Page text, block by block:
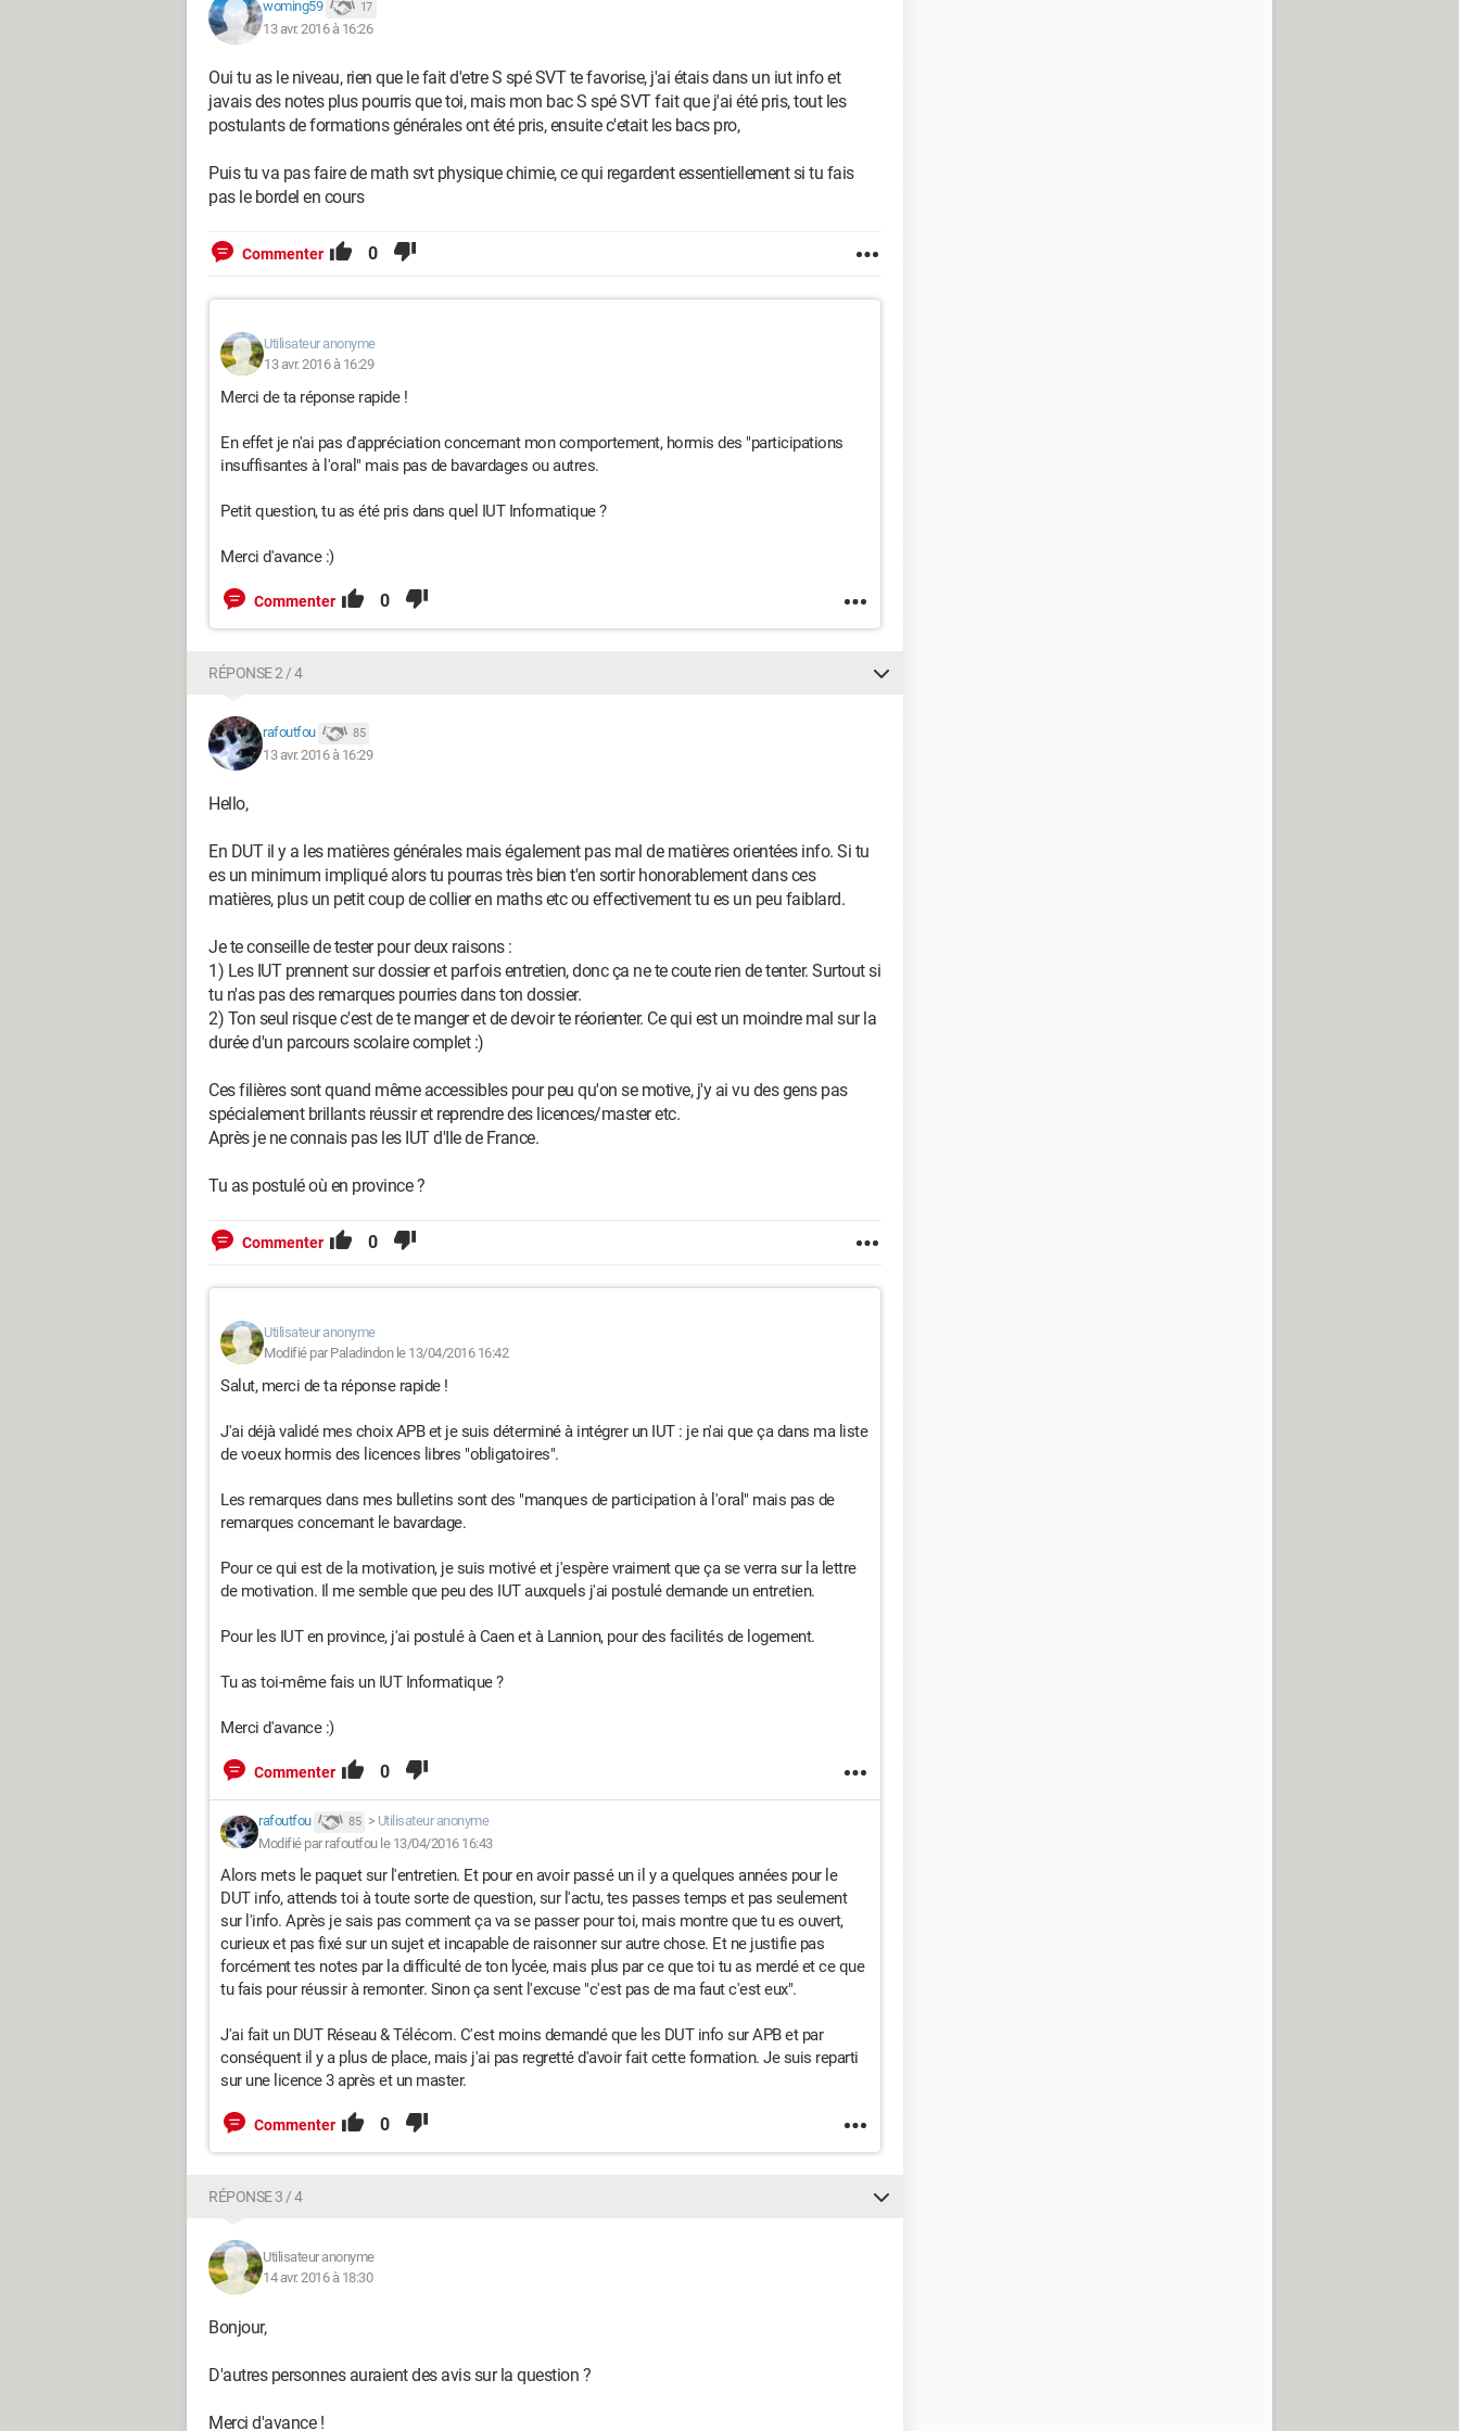
woming59 17
13 avr. 2016 à 16:26
Oui tu as le niveau, rien que le fait d'etre S spé SVT te favorise, j'ai étais dans un iut info et
javais des notes plus pourris que toi, mais mon bac S spé SVT fait que j'ai été pris, tout les
postulants de formations générales ont été pris, ensuite c'etait les bacs pro,
Puis tu va pas faire de math svt physique chimie, ce qui regardent essentiellement si tu fais
pas le bordel en cours
Commenter 0
Utilisateur anonyme
13 avr. 2016 à 16:29
Merci de ta réponse rapide !
En effet je n'ai pas d'appréciation concernant mon comportement, hormis des "participations
insuffisantes à l'oral" mais pas de bavardages ou autres.
Petit question, tu as été pris dans quel IUT Informatique ?
Merci d'avance :)
Commenter 0
RÉPONSE 2 / 4
rafoutfou 85
13 avr. 2016 à 16:29
Hello,
En DUT il y a les matières générales mais également pas mal de matières orientées info. Si tu
es un minimum impliqué alors tu pourras très bien t'en sortir honorablement dans ces
matières, plus un petit coup de collier en maths etc ou effectivement tu es un peu faiblard.
Je te conseille de tester pour deux raisons :
1) Les IUT prennent sur dossier et parfois entretien, donc ça ne te coute rien de tenter. Surtout si
tu n'as pas des remarques pourries dans ton dossier.
2) Ton seul risque c'est de te manger et de devoir te réorienter. Ce qui est un moindre mal sur la
durée d'un parcours scolaire complet :)
Ces filières sont quand même accessibles pour peu qu'on se motive, j'y ai vu des gens pas
spécialement brillants réussir et reprendre des licences/master etc.
Après je ne connais pas les IUT d'Ile de France.
Tu as postulé où en province ?
Commenter 0
Utilisateur anonyme
Modifié par Paladindon le 13/04/2016 16:42
Salut, merci de ta réponse rapide !
J'ai déjà validé mes choix APB et je suis déterminé à intégrer un IUT : je n'ai que ça dans ma liste
de voeux hormis des licences libres "obligatoires".
Les remarques dans mes bulletins sont des "manques de participation à l'oral" mais pas de
remarques concernant le bavardage.
Pour ce qui est de la motivation, je suis motivé et j'espère vraiment que ça se verra sur la lettre
de motivation. Il me semble que peu des IUT auxquels j'ai postulé demande un entretien.
Pour les IUT en province, j'ai postulé à Caen et à Lannion, pour des facilités de logement.
Tu as toi-même fais un IUT Informatique ?
Merci d'avance :)
Commenter 0
rafoutfou 85 > Utilisateur anonyme
Modifié par rafoutfou le 13/04/2016 16:43
Alors mets le paquet sur l'entretien. Et pour en avoir passé un il y a quelques années pour le
DUT info, attends toi à toute sorte de question, sur l'actu, tes passes temps et pas seulement
sur l'info. Après je sais pas comment ça va se passer pour toi, mais montre que tu es ouvert,
curieux et pas fixé sur un sujet et incapable de raisonner sur autre chose. Et ne justifie pas
forcément tes notes par la difficulté de ton lycée, mais plus par ce que toi tu as merdé et ce que
tu fais pour réussir à remonter. Sinon ça sent l'excuse "c'est pas de ma faut c'est eux".
J'ai fait un DUT Réseau & Télécom. C'est moins demandé que les DUT info sur APB et par
conséquent il y a plus de place, mais j'ai pas regretté d'avoir fait cette formation. Je suis reparti
sur une licence 3 après et un master.
Commenter 0
RÉPONSE 3 / 4
Utilisateur anonyme
14 avr. 2016 à 18:30
Bonjour,
D'autres personnes auraient des avis sur la question ?
Merci d'avance !